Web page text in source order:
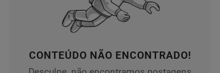
CONTEÚDO NÃO ENCONTRADO!